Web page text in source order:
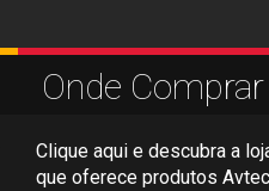
Onde Comprar
Clique aqui e descubra a
que oferece produtos